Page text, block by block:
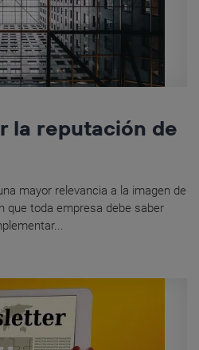
la reputación de
mayor relevancia a la imagen de
que toda empresa debe saber